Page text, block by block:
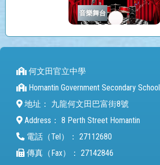
音樂舞台
何文田官立中學
Homantin Government Secondary School
地址：
九龍何文田巴富街8號
Address： 8 Perth Street Homantin
電話（Tel）： 27112680
傳真（Fax）： 27142846